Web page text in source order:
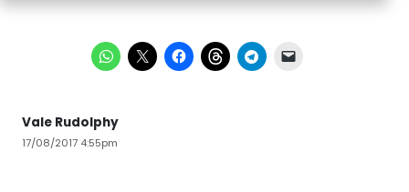
Vale Rudolphy
17/08/2017 4:55pm